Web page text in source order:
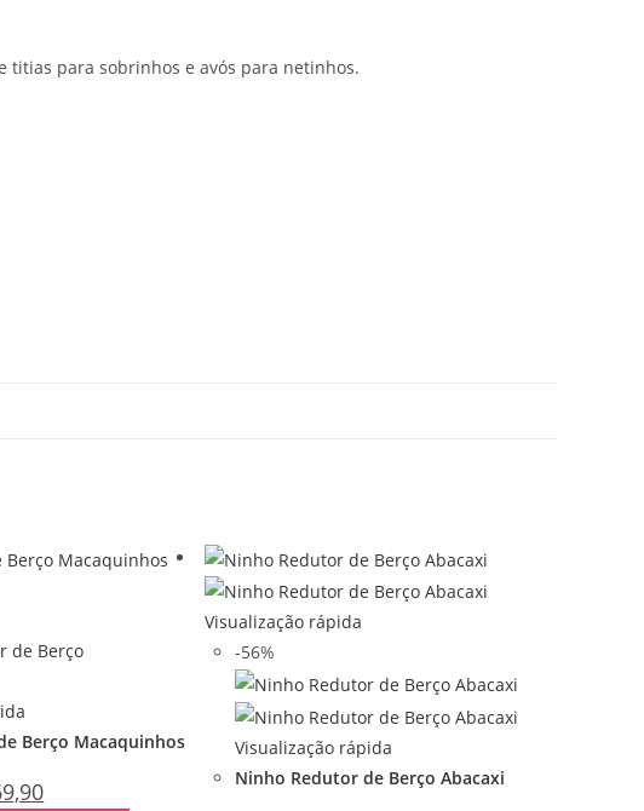
titias para sobrinhos e avós para netinhos.
Berço Macaquinhos
Visualização rápida
-56%
Visualização rápida
Ninho Redutor de Berço Abacaxi